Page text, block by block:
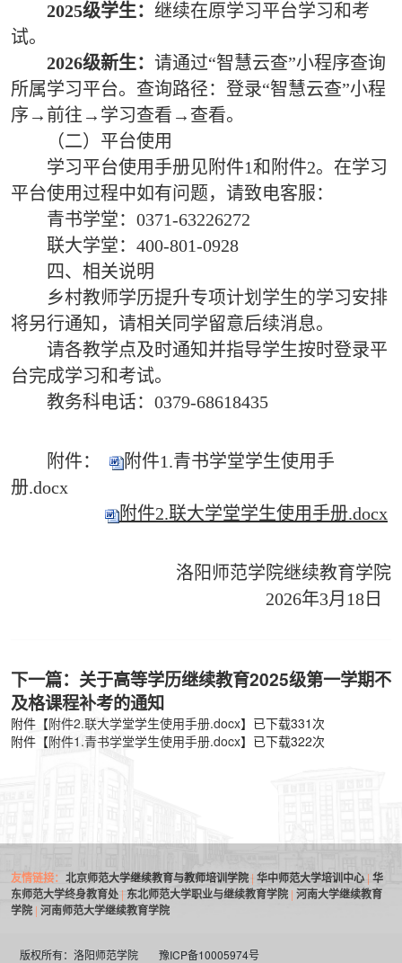
2025级学生： 继续在原学习平台学习和考
试。
2026级新生： 请通过“智慧云查”小程序查询
所属学习平台。查询路径：登录“智慧云查”小程
序→前往→学习查看→查看。
（二）平台使用
学习平台使用手册见附件1和附件2。在学习
平台使用过程中如有问题，请致电客服：
青书学堂：0371-63226272
联大学堂：400-801-0928
四、相关说明
乡村教师学历提升专项计划学生的学习安排
将另行通知，请相关同学留意后续消息。
请各教学点及时通知并指导学生按时登录平
台完成学习和考试。
教务科电话：0379-68618435
附件：
附件1.青书学堂学生使用手
册.docx
附件2.联大学堂学生使用手册.docx
洛阳师范学院继续教育学院
2026年3月18日
下一篇：关于高等学历继续教育2025级第一学期不
及格课程补考的通知
附件【附件2.联大学堂学生使用手册.docx】已下载331次
附件【附件1.青书学堂学生使用手册.docx】已下载322次
友情链接： 北京师范大学继续教育与教师培训学院 | 华中师范大学培训中心 | 华
东师范大学终身教育处 | 东北师范大学职业与继续教育学院 | 河南大学继续教育
学院 | 河南师范大学继续教育学院
版权所有：洛阳师范学院 豫ICP备10005974号